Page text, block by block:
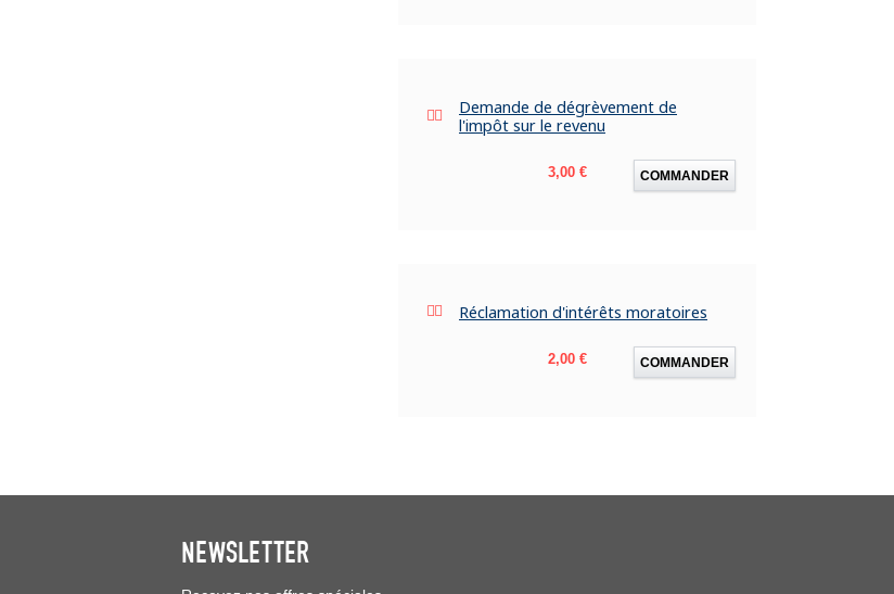
Demande de dégrèvement de
l'impôt sur le revenu
Prix
3,00 € COMMANDER
Réclamation d'intérêts moratoires
Prix
2,00 € COMMANDER
NEWSLETTER